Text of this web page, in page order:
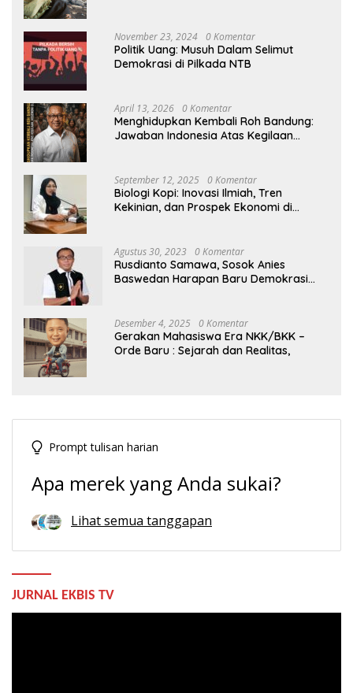
November 23, 2024 0 Komentar
Politik Uang: Musuh Dalam Selimut
Demokrasi di Pilkada NTB
April 13, 2026 0 Komentar
Menghidupkan Kembali Roh Bandung:
Jawaban Indonesia Atas Kegilaan
September 12, 2025 0 Komentar
Biologi Kopi: Inovasi Ilmiah, Tren
Kekinian, dan Prospek Ekonomi di
Agustus 30, 2023 0 Komentar
Rusdianto Samawa, Sosok Anies
Baswedan Harapan Baru Demokrasi
Desember 4, 2025 0 Komentar
Gerakan Mahasiswa Era NKK/BKK –
Orde Baru : Sejarah dan Realitas,
Prompt tulisan harian
Apa merek yang Anda sukai?
Lihat semua tanggapan
JURNAL EKBIS TV